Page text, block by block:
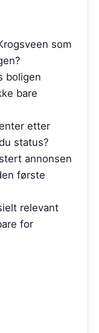
som
boligen
bare
etter
status?
annonsen
første
relevant
for